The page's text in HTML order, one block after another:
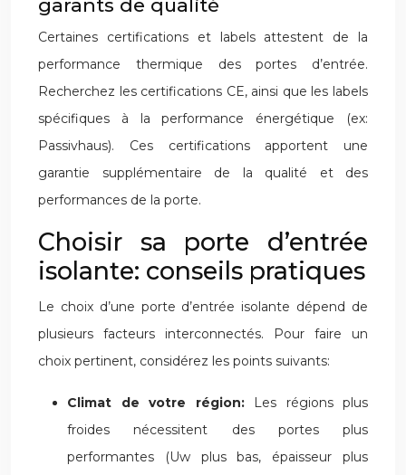
garants de qualité
Certaines certifications et labels attestent de la
performance thermique des portes d’entrée.
Recherchez les certifications CE, ainsi que les labels
spécifiques à la performance énergétique (ex:
Passivhaus). Ces certifications apportent une
garantie supplémentaire de la qualité et des
performances de la porte.
Choisir sa porte d’entrée
isolante: conseils pratiques
Le choix d’une porte d’entrée isolante dépend de
plusieurs facteurs interconnectés. Pour faire un
choix pertinent, considérez les points suivants:
Climat de votre région:
Les régions plus
froides nécessitent des portes plus
performantes (Uw plus bas, épaisseur plus